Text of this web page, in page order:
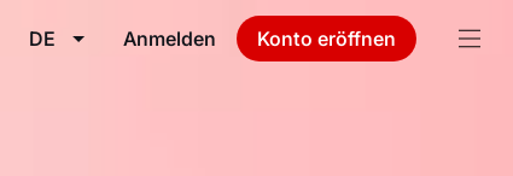
DE Anmelden Konto eröffnen